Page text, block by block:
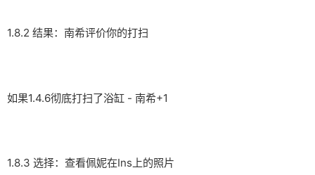
1.8.2 结果：南希评价你的打扫
如果1.4.6彻底打扫了浴缸 - 南希+1
1.8.3 选择：查看佩妮在Ins上的照片